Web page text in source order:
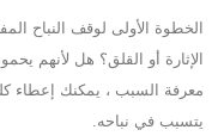
الخطوة الأولى لوقف النباح
الإثارة أو القلق؟ هل لأنهم
معرفة السبب ، يمكنك إعطاء
يتسبب في نباحه.